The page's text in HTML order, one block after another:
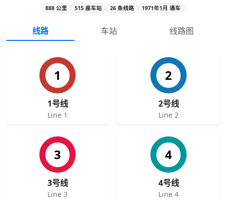
888 公里 515 座车站 26 条线路 1971年1月 通车
线路 车站 线路图
1
1号线
Line 1
2
2号线
Line 2
3
3号线
Line 3
4
4号线
Line 4